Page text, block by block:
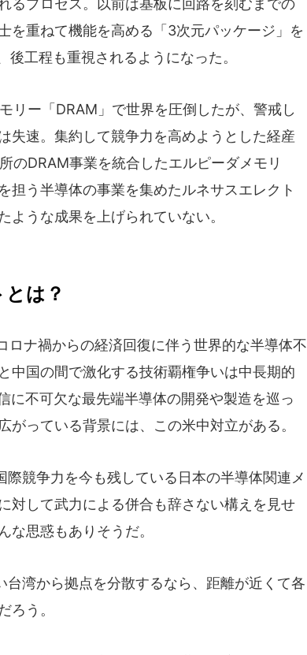
るプロセス。以前は基板に回路を刻むまでの
を重ねて機能を高める「3次元パッケージ」を
工程も重視されるようになった。
リー「DRAM」で世界を圧倒したが、警戒し
失速。集約して競争力を高めようとした経産
のDRAM事業を統合したエルピーダメモリ
担う半導体の事業を集めたルネサスエレクト
ような成果を上げられていない。
は？
ナ禍からの経済回復に伴う世界的な半導体不
中国の間で激化する技術覇権争いは中長期的
に不可欠な最先端半導体の開発や製造を巡っ
っている背景には、この米中対立がある。
競争力を今も残している日本の半導体関連メ
対して武力による併合も辞さない構えを見せ
思惑もありそうだ。
湾から拠点を分散するなら、距離が近くて各
ろう。